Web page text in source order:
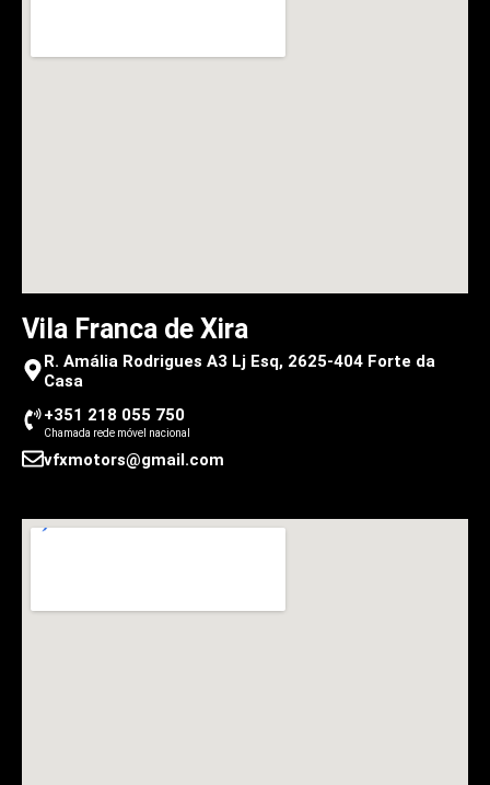
Vila Franca de Xira
R. Amália Rodrigues A3 Lj Esq, 2625-404 Forte da
Casa
+351 218 055 750
Chamada rede móvel nacional
vfxmotors@gmail.com